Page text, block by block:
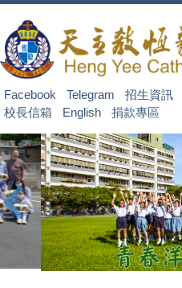
到
主
要
內
容
區
Facebook Telegram 招生資訊
校長信箱
English 捐款專區